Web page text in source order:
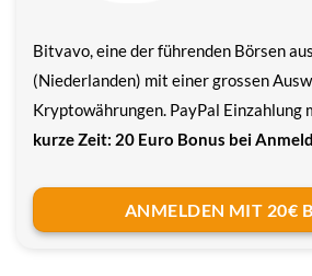
Bitvavo, eine der führenden Börsen
(Niederlanden) mit einer grossen
Kryptowährungen. PayPal Einzahlung
kurze Zeit: 20 Euro Bonus bei
ANMELDEN MIT 20€